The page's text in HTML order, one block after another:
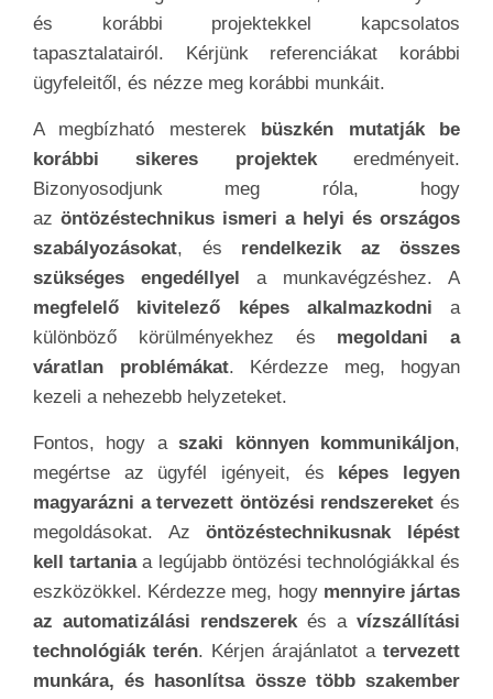
és korábbi projektekkel kapcsolatos
tapasztalatairól. Kérjünk referenciákat korábbi
ügyfeleitől, és nézze meg korábbi munkáit.
A megbízható mesterekbüszkén mutatják be
korábbi sikeres projektekeredményeit.
Bizonyosodjunk meg róla, hogy
az öntözéstechnikus ismeri a helyi és országos
szabályozásokat, és rendelkezik az összes
szükséges engedéllyel a munkavégzéshez. A
megfelelő kivitelező képes alkalmazkodni a
különböző körülményekhez és megoldani a
váratlan problémákat. Kérdezze meg, hogyan
kezeli a nehezebb helyzeteket.
Fontos, hogy aszaki könnyen kommunikáljon,
megértse az ügyfél igényeit, és képes legyen
magyarázni a tervezett öntözési rendszereket és
megoldásokat. Azöntözéstechnikusnak lépést
kell tartaniaa legújabb öntözési technológiákkal és
eszközökkel. Kérdezze meg, hogy mennyire jártas
az automatizálási rendszerekés a vízszállítási
technológiák terén. Kérjen árajánlatot a tervezett
munkára, és hasonlítsa össze több szakember